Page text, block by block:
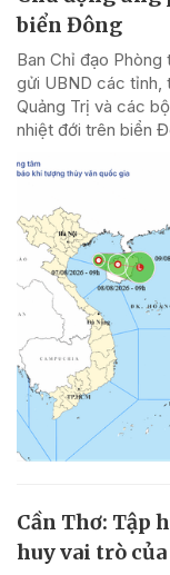
biển Đông
Ban Chỉ đạo
gửi UBND các tỉnh,
Quảng Trị và các
nhiệt đới trên biển
Cần Thơ: Tập
huy vai trò